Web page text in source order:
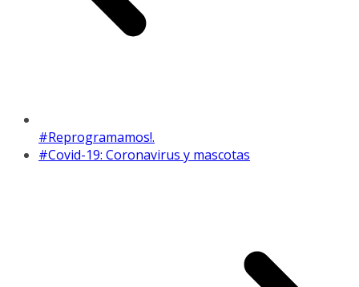
#Reprogramamos!.
#Covid-19: Coronavirus y mascotas